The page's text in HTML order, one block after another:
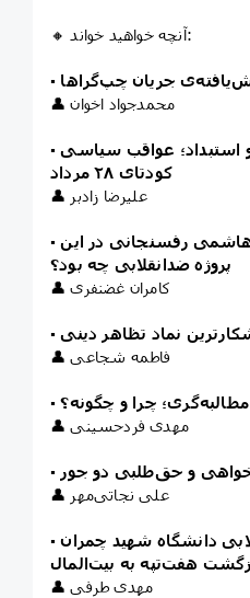
🔸 آنچه خواهید خواند:
▪️ جریان چپ‌گراها
👤 محمدجواد اخوان
▪️استبداد؛ عواقب سیاسی
کودتای ۲۸ مرداد
👤 علیرضا زادبر
▪️رفسنجانی در این
پروژه ضدانقلابی چه بود؟
👤 کامران غضنفری
▪️نماد تظاهر دینی
👤 فاطمه شجاعی
▪️مطالبه‌گری؛ چرا و چگونه؟
👤 مهدی فردحسینی
▪️
👤 علی نجاتی‌مهر
▪️دانشگاه شهید چمران
هفت‌تپه به بیت‌المال
👤 مهدی طرفی